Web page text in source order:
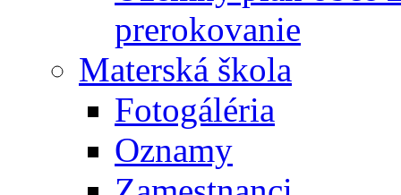
prerokovanie
Materská škola
Fotogáléria
Oznamy